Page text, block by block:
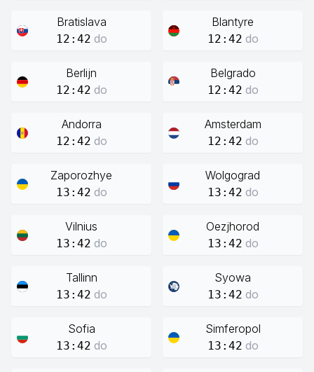
Bratislava
12:42 do
Blantyre
12:42 do
Berlijn
12:42 do
Belgrado
12:42 do
Andorra
12:42 do
Amsterdam
12:42 do
Zaporozhye
13:42 do
Wolgograd
13:42 do
Vilnius
13:42 do
Oezjhorod
13:42 do
Tallinn
13:42 do
Syowa
13:42 do
Sofia
13:42 do
Simferopol
13:42 do